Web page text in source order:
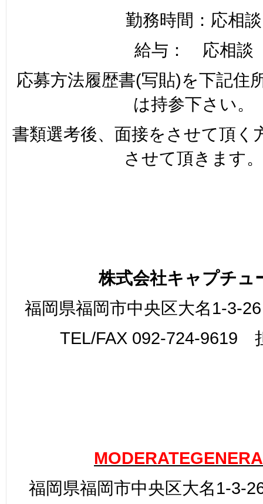
勤務時間：応相談
給与： 応相談
応募方法履歴書(写貼)を下記住
は持参下さい。
書類選考後、面接をさせて頂く
させて頂きます。
株式会社キャプチュ
福岡県福岡市中央区大名1-3-
TEL/FAX 092-724-9619
福岡県福岡市中央区大名1-3-